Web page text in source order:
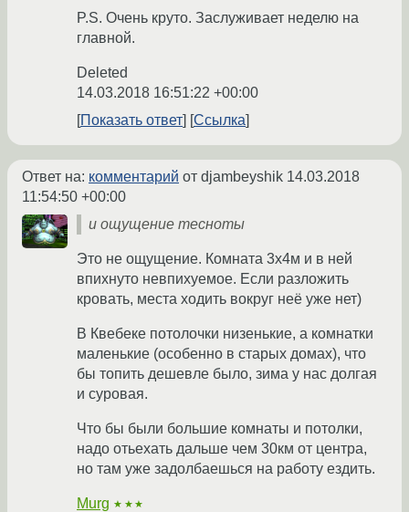
P.S. Очень круто. Заслуживает неделю на
главной.
Deleted
14.03.2018 16:51:22 +00:00
Показать ответ
Ссылка
Ответ на: комментарий от djambeyshik 14.03.2018
11:54:50 +00:00
и ощущение тесноты
Это не ощущение. Комната 3х4м и в ней
впихнуто невпихуемое. Если разложить
кровать, места ходить вокруг неё уже нет)
В Квебеке потолочки низенькие, а комнатки
маленькие (особенно в старых домах), что
бы топить дешевле было, зима у нас долгая
и суровая.
Что бы были большие комнаты и потолки,
надо отьехать дальше чем 30км от центра,
но там уже задолбаешься на работу ездить.
Murg ★★★